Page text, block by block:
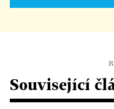
Související